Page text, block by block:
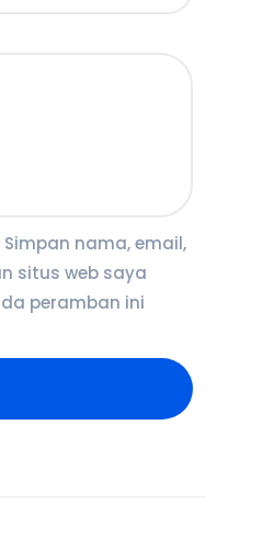
Simpan nama, email,
situs web saya
peramban ini